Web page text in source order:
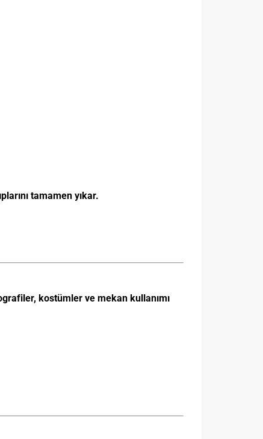
tamamen yıkar.
kostümler ve mekan kullanımı